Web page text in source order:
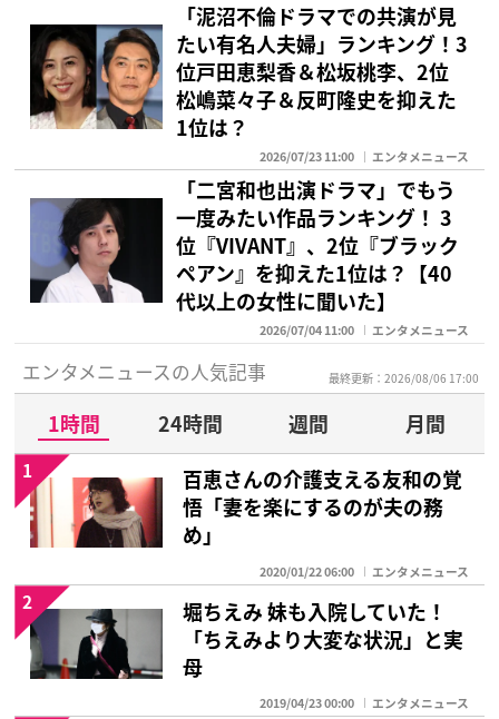
「泥沼不倫ドラマでの共演が見
たい有名人夫婦」ランキング！3
位戸田恵梨香＆松坂桃李、2位
松嶋菜々子＆反町隆史を抑えた
1位は？
2026/07/23 11:00 エンタメニュース
「二宮和也出演ドラマ」でもう
一度みたい作品ランキング！ 3
位『VIVANT』、2位『ブラック
ペアン』を抑えた1位は？【40
代以上の女性に聞いた】
2026/07/04 11:00 エンタメニュース
エンタメニュースの人気記事 最終更新：2026/08/06 17:00
1時間 24時間 週間
月間
百恵さんの介護支える友和の覚
悟「妻を楽にするのが夫の務
め」
2020/01/22 06:00 エンタメニュース
1
堀ちえみ 妹も入院していた！
「ちえみより大変な状況」と実
母
2019/04/23 00:00 エンタメニュース
2